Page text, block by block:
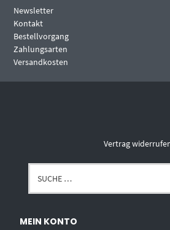
Newsletter
Kontakt
Bestellvorgang
Zahlungsarten
Versandkosten
Vertrag
MEIN KONTO